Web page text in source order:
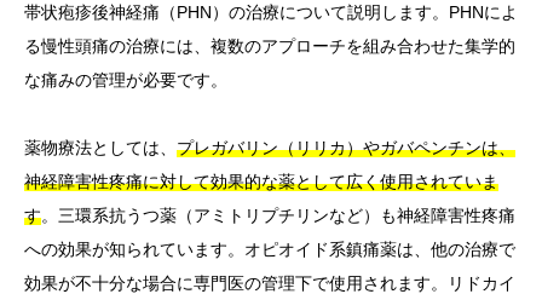
帯状疱疹後神経痛（PHN）の治療について説明します。PHNによ
る慢性頭痛の治療には、複数のアプローチを組み合わせた集学的
な痛みの管理が必要です。
薬物療法としては、 プレガバリン（リリカ）やガバペンチンは、
神経障害性疼痛に対して効果的な薬として広く使用されていま
す。三環系抗うつ薬（アミトリプチリンなど）も神経障害性疼痛
への効果が知られています。オピオイド系鎮痛薬は、他の治療で
効果が不十分な場合に専門医の管理下で使用されます。リドカイ